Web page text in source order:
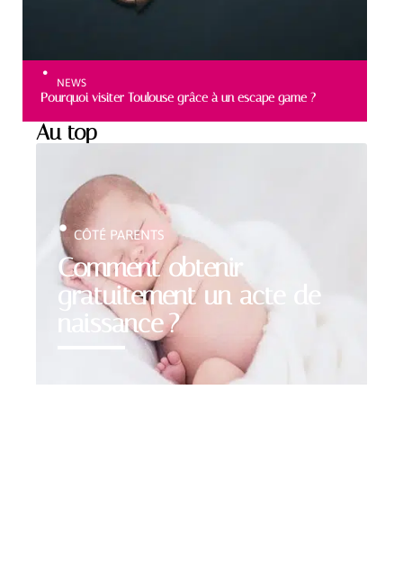
NEWS
Pourquoi visiter Toulouse grâce à un escape game ?
Au top
Comment obtenir
gratuitement un acte de
naissance ?
CÔTÉ PARENTS